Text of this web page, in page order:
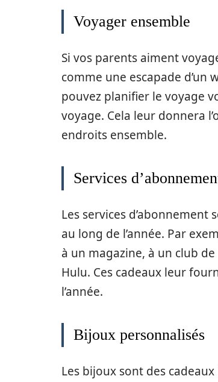
Voyager ensemble
Si vos parents aiment
comme une escapade d’un
pouvez planifier le voyage
voyage. Cela leur donnera
endroits ensemble.
Services
Les services
au long de l’année. Par
à un magazine, à un club
Hulu. Ces cadeaux leur
l’année.
Bijoux personnalisés
Les bijoux sont des